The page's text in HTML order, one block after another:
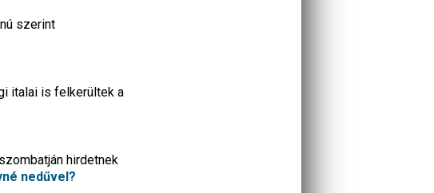
szerint
italai is felkerültek a
hirdetnek
nedűvel?